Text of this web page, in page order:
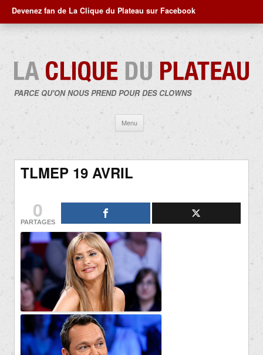
Devenez fan de La Clique du Plateau sur Facebook
PARCE QU'ON NOUS PREND POUR DES CLOWNS
Menu
contenu
TLMEP 19 AVRIL
0
PARTAGES